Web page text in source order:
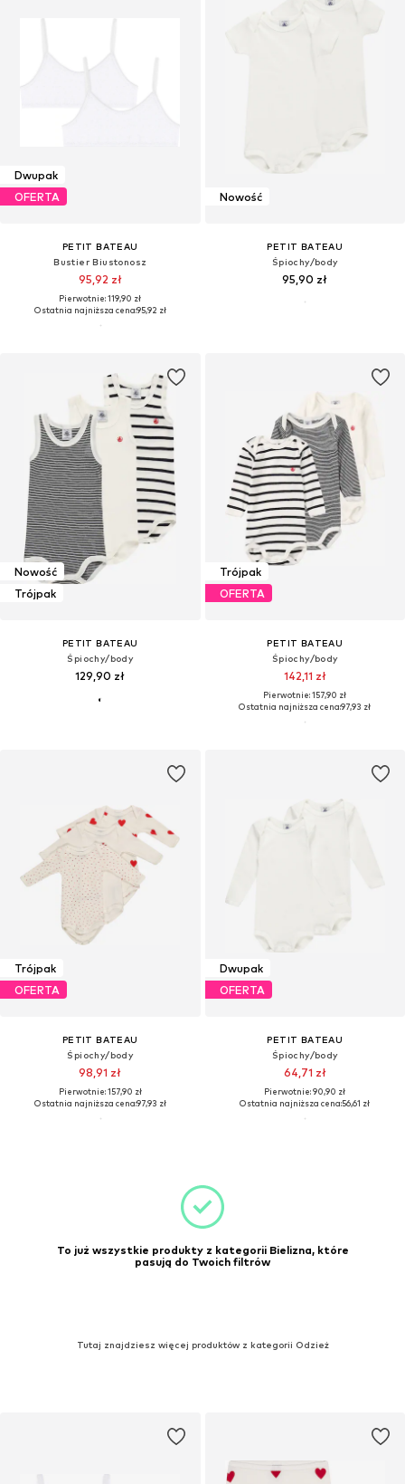
Dwupak
OFERTA
PETIT BATEAU
Bustier Biustonosz
95,92 zł
Pierwotnie: 119,90 zł
Ostatnia najniższa cena:95,92 zł
Nowość
PETIT BATEAU
Śpiochy/body
95,90 zł
Nowość
Trójpak
PETIT BATEAU
Śpiochy/body
129,90 zł
Trójpak
OFERTA
PETIT BATEAU
Śpiochy/body
142,11 zł
Pierwotnie: 157,90 zł
Ostatnia najniższa cena:97,93 zł
Trójpak
OFERTA
PETIT BATEAU
Śpiochy/body
98,91 zł
Pierwotnie: 157,90 zł
Ostatnia najniższa cena:97,93 zł
Dwupak
OFERTA
PETIT BATEAU
Śpiochy/body
64,71 zł
Pierwotnie: 90,90 zł
Ostatnia najniższa cena:56,61 zł
To już wszystkie produkty z kategorii Bielizna, które
pasują do Twoich filtrów
Tutaj znajdziesz więcej produktów z kategorii Odzież